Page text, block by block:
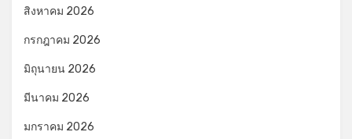
สิงหาคม 2026
กรกฎาคม 2026
มิถุนายน 2026
มีนาคม 2026
มกราคม 2026